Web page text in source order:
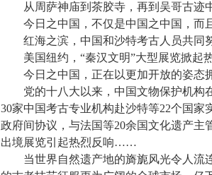
从周萨神庙到茶胶寺，再到吴哥古迹中
今日之中国，不仅是中国之中国，而且
红海之滨，中国和沙特考古人员共同努
美国纽约，“秦汉文明”大型展览掀起热
今日之中国，正在以更加开放的姿态拥
党的十八大以来，中国文物保护机构在
30家中国考古专业机构赴沙特等22个国
政府间协议，与法国等20余国文化遗产主
出境展览引起热烈反响……
当世界自然遗产地的旖旎风光令人流连